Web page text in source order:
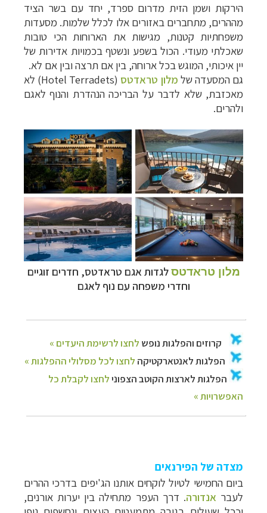
הירקות ושמן הזית מדרום ספרד, יחד עם בשר הציד
מההרים, מתחברים באזורים אלו לכלל שלמות. מסעדות
משפחתיות קטנות, מגישות את הארוחות הכי טובות
שאכלתי מעודי. הכול בשפע ונשטף בכמויות אדירות של
יין איכותי, המוגש בכל ארוחה, בין אם תרצה ובין אם לא.
גם המסעדה של מלון טראדטס (
Hotel Terradets) לא
מאכזבת, שלא לדבר על הבריכה הנהדרת והנוף לאגם
ולהרים.
מלון טראדטסלגדות אגם טראדטס, חדרים זוגיים
וחדרי משפחה עם נוף לאגם
מצדה של הפירנאים
ביום החמישי לטיול לוקחים אותנו הג'יפים בדרכי ההרים
לעבר אנדורה. דרך העפר מתחילה בין יערות אורנים,